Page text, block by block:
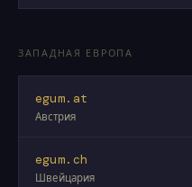
ЗАПАДНАЯ ЕВРОПА
egum.at
Австрия
egum.ch
Швейцария